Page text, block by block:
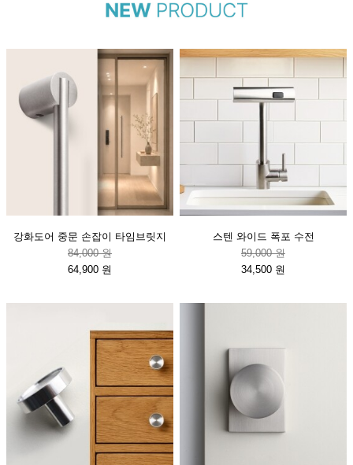
강화도어 중문 손잡이 타임브릿지
84,000 원
64,900 원
스텐 와이드 폭포 수전
59,000 원
34,500 원